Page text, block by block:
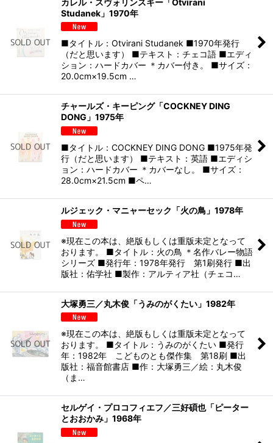
Studanek」1970年
■タイトル：Otvirani Studanek ■1970年発行
（だと思います） ■テキスト：チェコ語 ■エディ
ション：ハードカバー ＊カバー付き。 ■サイズ：
20.0cm×19.5cm …
チャールズ・キーピング「COCKNEY DING
DONG」1975年
■タイトル：COCKNEY DING DONG ■1975年発
行（だと思います） ■テキスト：英語 ■エディシ
ョン：ハードカバー ＊カバーなし。 ■サイズ：
28.0cm×21.5cm ■ペ…
ルジェック・マニャーセック「火の鳥」1978年
※現在この本は、絶版もしくは重版未定となって
おります。 ■タイトル：火の鳥 ＊名作バレー物語
シリーズ ■発行年：1978年発行 第1刷発行 ■出
版社：佑学社 ■製作：アルティア社（チェコ…
大塚勇三／丸木俊「うみのがくたい」1982年
※現在この本は、絶版もしくは重版未定となって
おります。 ■タイトル：うみのがくたい ■発行
年：1982年 こどものとも傑作集 第18刷 ■出
版社：福音館書店 ■作：大塚勇三／絵：丸木俊
（ま…
セルゲイ・プロコフィエフ／三好碩也「ピーター
とおおかみ」1968年